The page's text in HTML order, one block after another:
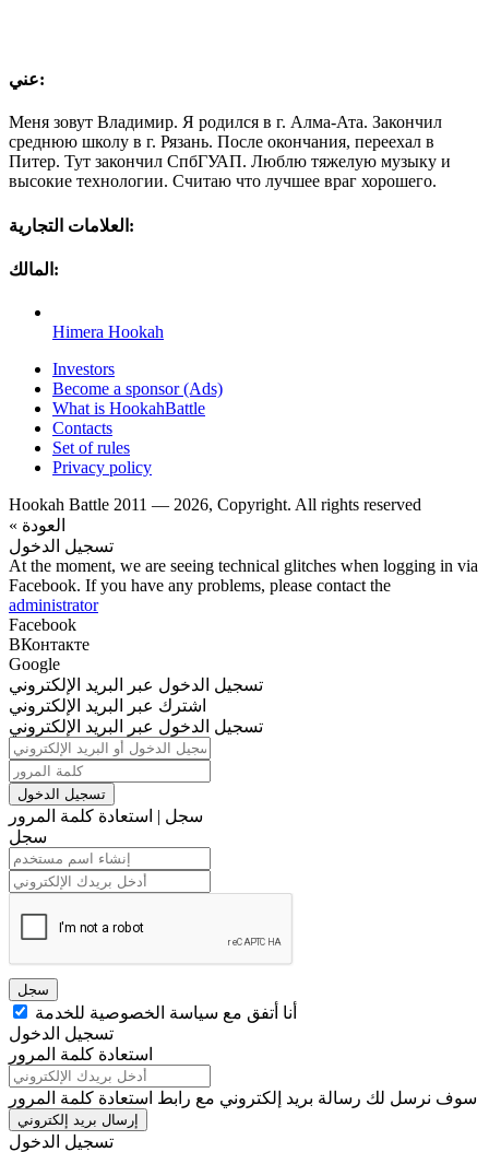
عني:
Меня зовут Владимир. Я родился в г. Алма-Ата. Закончил
среднюю школу в г. Рязань. После окончания, переехал в
Питер. Тут закончил СпбГУАП. Люблю тяжелую музыку и
высокие технологии. Считаю что лучшее враг хорошего.
العلامات التجارية:
المالك:
Himera Hookah
Investors
Become a sponsor (Ads)
What is HookahBattle
Contacts
Set of rules
Privacy policy
Hookah Battle 2011 — 2026, Copyright. All rights reserved
« العودة
تسجيل الدخول
At the moment, we are seeing technical glitches when logging in via
Facebook. If you have any problems, please contact the
administrator
Facebook
ВКонтакте
Google
تسجيل الدخول عبر البريد الإلكتروني
اشترك عبر البريد الإلكتروني
تسجيل الدخول عبر البريد الإلكتروني
تسجيل الدخول
سجل | استعادة كلمة المرور
سجل
سجل
أنا أتفق مع سياسة الخصوصية للخدمة
تسجيل الدخول
استعادة كلمة المرور
سوف نرسل لك رسالة بريد إلكتروني مع رابط استعادة كلمة المرور
إرسال بريد إلكتروني
تسجيل الدخول